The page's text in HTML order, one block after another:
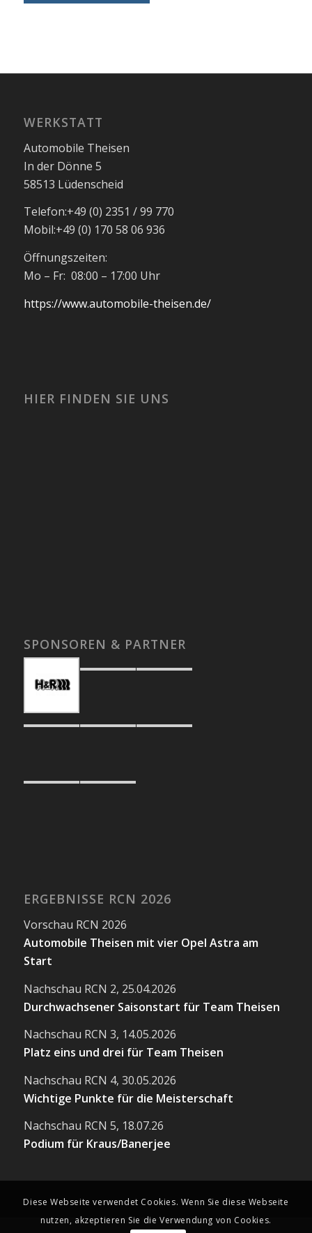
WERKSTATT
Automobile Theisen
In der Dönne 5
58513 Lüdenscheid
Telefon:+49 (0) 2351 / 99 770
Mobil:+49 (0) 170 58 06 936
Öffnungszeiten:
Mo – Fr: 08:00 – 17:00 Uhr
https://www.automobile-theisen.de/
HIER FINDEN SIE UNS
SPONSOREN & PARTNER
ERGEBNISSE RCN 2026
Vorschau RCN 2026
Automobile Theisen mit vier Opel Astra am
Start
Nachschau RCN 2, 25.04.2026
Durchwachsener Saisonstart für Team Theisen
Nachschau RCN 3, 14.05.2026
Platz eins und drei für Team Theisen
Nachschau RCN 4, 30.05.2026
Wichtige Punkte für die Meisterschaft
Nachschau RCN 5, 18.07.26
Podium für Kraus/Banerjee
Diese Webseite verwendet Cookies. Wenn Sie diese Webseite
nutzen, akzeptieren Sie die Verwendung von Cookies.